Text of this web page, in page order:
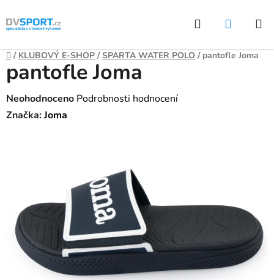
Přejít
na
Hledat
Domů
/ KLUBOVÝ E-SHOP / SPARTA WATER POLO / pantofle Joma
pantofle Joma
Průměrné
hodnocení
hvězdiček.
Neohodnoceno Podrobnosti hodnocení
Značka:Joma